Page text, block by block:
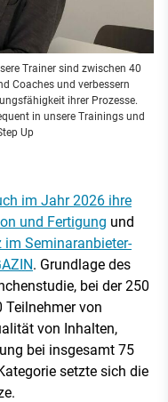
Trainer sind zwischen 40
Coaches und verbessern
ihrer Prozesse.
in unsere Trainings und
Up
im Jahr 2026 ihre
und Fertigung und
im Seminaranbieter-
. Grundlage des
bei der 250
Teilnehmer von
von Inhalten,
bei insgesamt 75
setzte sich die